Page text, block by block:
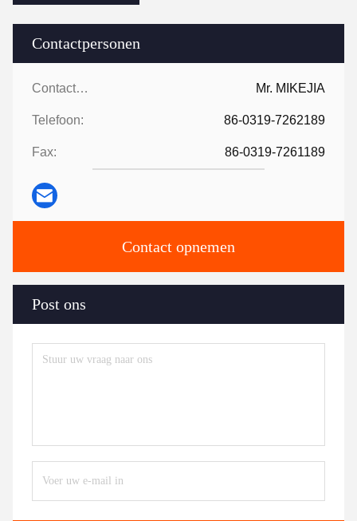
Contactpersonen
Contactpersonen: Mr. MIKEJIA
Telefoon: 86-0319-7262189
Fax: 86-0319-7261189
Contact opnemen
Post ons